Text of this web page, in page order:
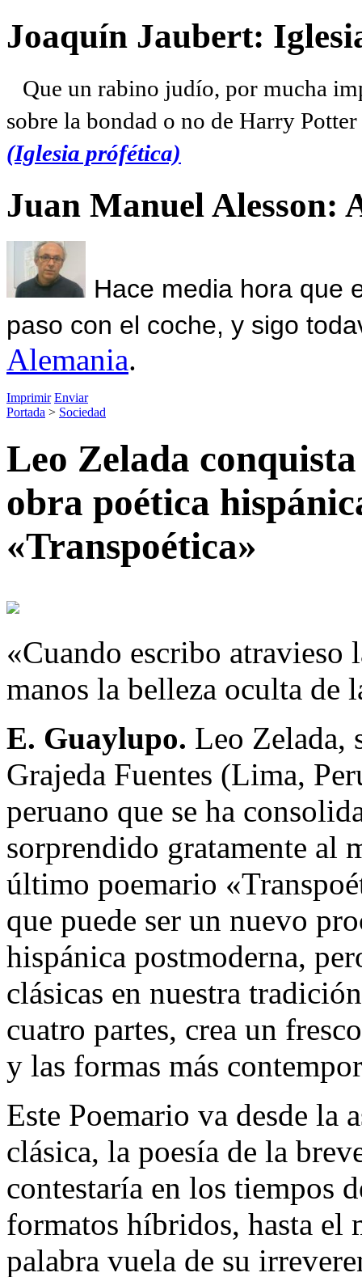
Joaquín Jaubert:
Que un rabino judío, por mucha
sobre la bondad o no de Harry
(Iglesia prófética)
Juan Manuel Alesson:
Hace media hora que
paso con el coche, y sigo
Alemania.
Imprimir Enviar
Portada > Sociedad
Leo Zelada
obra poética
«Transpoética»
«Cuando escribo atravieso
manos la belleza oculta de
E. Guaylupo. Leo Zelada,
Grajeda Fuentes (Lima,
peruano que se ha
sorprendido gratamente al
último poemario
que puede ser un nuevo
hispánica postmoderna,
clásicas en nuestra
cuatro partes, crea un
y las formas más
Este Poemario va desde la
clásica, la poesía de la
contestaría en los tiempos
formatos híbridos, hasta el
palabra vuela de su